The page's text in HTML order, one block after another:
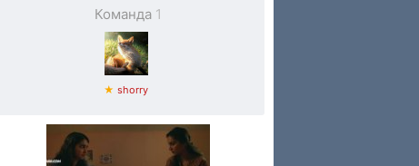
Команда 1
★ shorry